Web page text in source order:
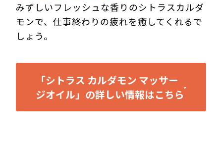
みずしいフレッシュな香りのシトラスカルダ
モンで、仕事終わりの疲れを癒してくれるで
しょう。
「シトラス カルダモン マッサー
ジオイル」の詳しい情報はこちら